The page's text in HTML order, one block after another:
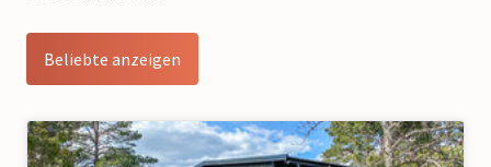
Beliebte anzeigen